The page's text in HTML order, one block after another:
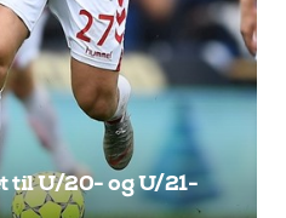
til U/20- og U/21-